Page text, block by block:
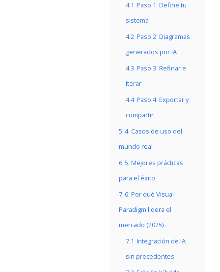
4.1 Paso 1: Define tu
sistema
4.2 Paso 2: Diagramas
generados por IA
4.3 Paso 3: Refinar e
iterar
4.4 Paso 4: Exportar y
compartir
5 4. Casos de uso del
mundo real
6 5. Mejores prácticas
para el éxito
7 6. Por qué Visual
Paradigm lidera el
mercado (2025)
7.1 Integración de IA
sin precedentes